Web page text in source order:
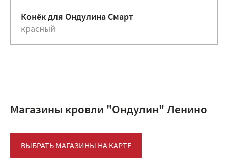
Конёк для Ондулина Смарт
красный
Магазины кровли "Ондулин" Ленино
ВЫБРАТЬ МАГАЗИНЫ НА КАРТЕ